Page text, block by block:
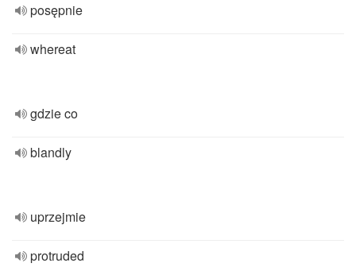
posępnie
whereat
gdzie co
blandly
uprzejmie
protruded